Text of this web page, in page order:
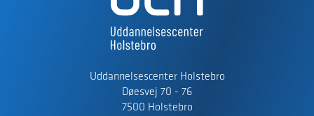
Uddannelsescenter Holstebro
Døesvej 70 - 76
7500 Holstebro